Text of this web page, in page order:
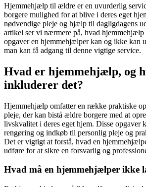
Hjemmehjælp til ældre er en uvurderlig
borgere mulighed for at blive i deres eget
nødvendige pleje og hjælp til dagligdagens
artikel ser vi nærmere på, hvad
opgaver en hjemmehjælper kan og ikke kan
man kan få adgang til denne vigtige service.
Hvad er hjemmehjælp, og
inkluderer det?
Hjemmehjælp omfatter en række praktiske
pleje, der kan bistå ældre borgere med at
livskvalitet i deres eget hjem. Disse opgaver
rengøring og indkøb til personlig pleje og
Det er vigtigt at forstå, hvad en
udføre for at sikre en forsvarlig og
Hvad må en hjemmehjælper ikke